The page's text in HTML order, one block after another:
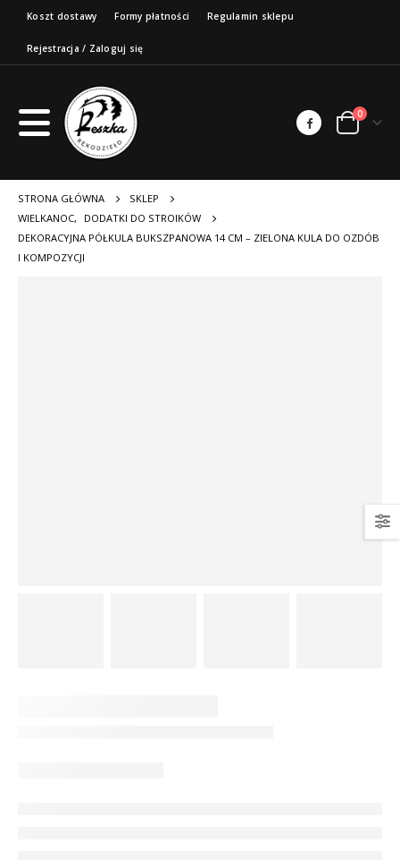
Koszt dostawy Formy płatności Regulamin sklepu
Rejestracja / Zaloguj się
0
STRONA GŁÓWNA
SKLEP
WIELKANOC,
DODATKI DO STROIKÓW
DEKORACYJNA PÓŁKULA BUKSZPANOWA 14 CM – ZIELONA KULA DO OZDÓB
I KOMPOZYCJI